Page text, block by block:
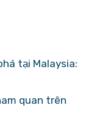
tại Malaysia:
quan trên